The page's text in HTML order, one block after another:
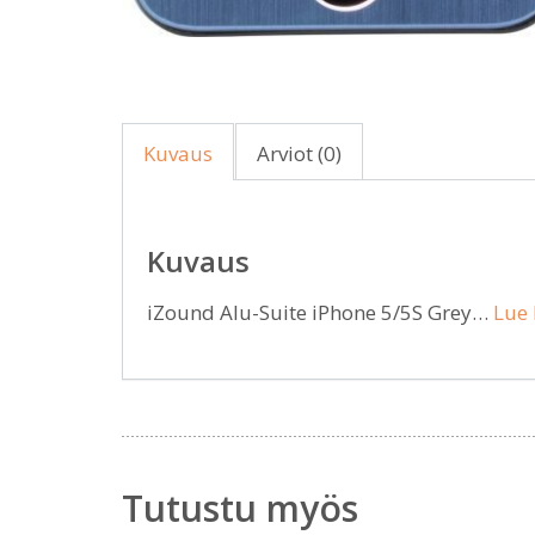
Kuvaus Arviot (0)
Kuvaus
iZound Alu-Suite iPhone 5/5S Grey… Lue
Tutustu myös